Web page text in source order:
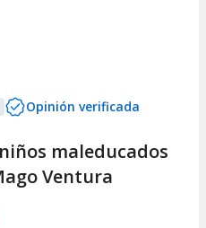
Opinión verificada
maleducados
Ventura